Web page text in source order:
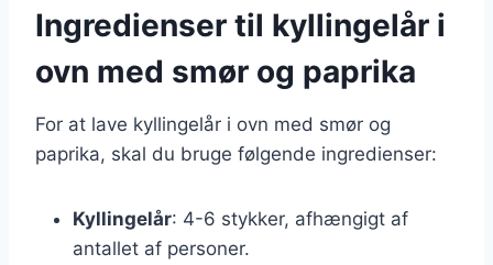
Ingredienser til kyllingelår i
ovn med smør og paprika
For at lave kyllingelår i ovn med smør og
paprika, skal du bruge følgende ingredienser:
Kyllingelår: 4-6 stykker, afhængigt af
antallet af personer.